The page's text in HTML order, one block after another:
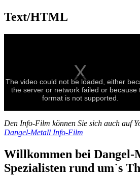
Text/HTML
The video could not be loaded, either
the server or network failed or because
format is not supported.
Den Info-Film können Sie sich auch auf
Dangel-Metall Info-Film
Willkommen bei Dangel-
Spezialisten rund um`s